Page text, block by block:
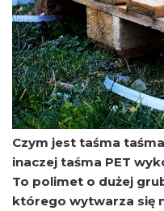
Czym jest taśma
inaczej taśma PET
To polimet o dużej
którego wytwarza się